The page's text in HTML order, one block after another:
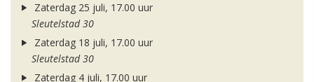
Zaterdag 25 juli, 17.00 uur
Sleutelstad 30
Zaterdag 18 juli, 17.00 uur
Sleutelstad 30
Zaterdag 4 juli, 17.00 uur